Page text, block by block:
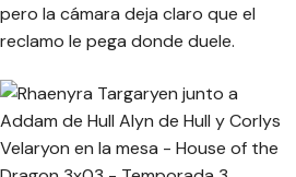
pero la cámara deja claro que el
reclamo le pega donde duele.